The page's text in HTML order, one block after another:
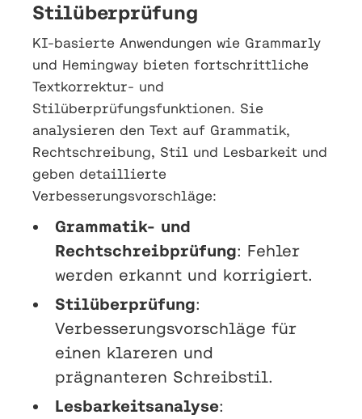
Stilüberprüfung
KI-basierte Anwendungen wie Grammarly
und Hemingway bieten fortschrittliche
Textkorrektur- und
Stilüberprüfungsfunktionen. Sie
analysieren den Text auf Grammatik,
Rechtschreibung, Stil und Lesbarkeit und
geben detaillierte
Verbesserungsvorschläge:
Grammatik- und
Rechtschreibprüfung: Fehler
werden erkannt und korrigiert.
Stilüberprüfung:
Verbesserungsvorschläge für
einen klareren und
prägnanteren Schreibstil.
Lesbarkeitsanalyse: